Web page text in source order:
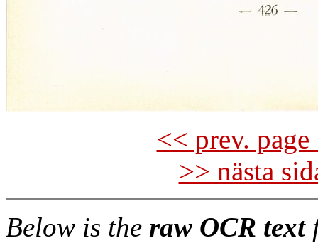
<< prev.
>> nästa
Below is the raw OCR text